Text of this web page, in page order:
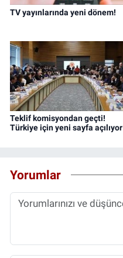
TV yayınlarında yeni dönem!
Teklif komisyondan geçti!
Türkiye için yeni sayfa açılıyor
Yorumlar